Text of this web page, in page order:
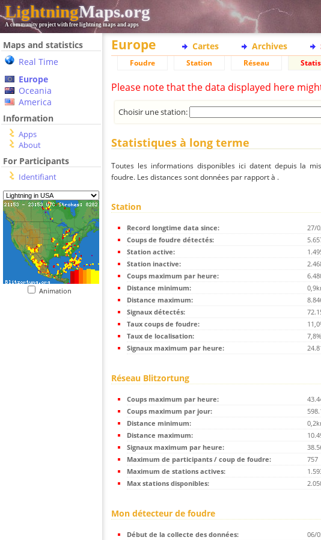
LightningMaps.org
A community project with free lightning maps and apps
Maps and statistics
Real Time
Europe
Oceania
America
Information
Apps
About
For Participants
Identifiant
Animation
Europe Cartes Archives
Foudre Station Réseau
Please note that the data displayed here
Choisir une station:
Statistiques à long terme
Toutes les informations disponibles ici datent depuis la
foudre. Les distances sont données par rapport à .
Station
Record longtime data since:
27/
Coups de foudre détectés:
Station active:
Station inactive:
Coups maximum par heure:
Distance minimum:
Distance maximum:
Signaux détectés:
Taux coups de foudre:
Taux de localisation:
7,8%
Signaux maximum par heure:
Réseau Blitzortung
Coups maximum par heure:
Coups maximum par jour:
Distance minimum:
Distance maximum:
Signaux maximum par heure:
Maximum de participants / coup de foudre:
757
Maximum de stations actives:
Max stations disponibles:
Mon détecteur de foudre
Début de la collecte des données:
06/